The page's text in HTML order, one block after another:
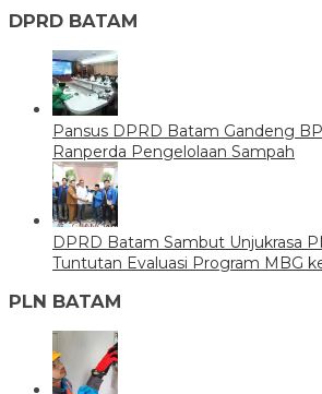
DPRD BATAM
Pansus DPRD Batam Gandeng
Ranperda Pengelolaan Sampah
DPRD Batam Sambut Unjukrasa
Tuntutan Evaluasi Program MBG
PLN BATAM